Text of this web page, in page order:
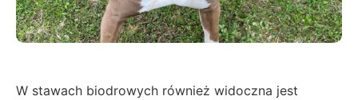
W stawach biodrowych również widoczna jest